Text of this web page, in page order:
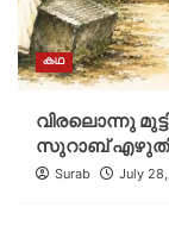
കഥ
വിരലൊന്നു
സുറാബ്
Surab July